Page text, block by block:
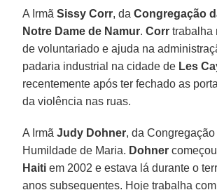
A IrmãSissy Corr, daCongregação
Notre Dame de Namur.Corr trabalha
de voluntariado e ajuda na
padaria industrial na cidade de Les
recentemente após ter fechado as
da violência nas ruas.
A IrmãJudy Dohner, da
Humildade de Maria. Dohner
Haiti em 2002 e estava lá durante o
anos subsequentes. Hoje trabalha